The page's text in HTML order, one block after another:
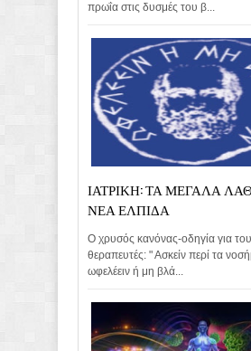
πρωΐα στις δυσμές του β...
ΙΑΤΡΙΚΗ: ΤΑ ΜΕΓΑΛΑ
ΝΕΑ ΕΛΠΙΔΑ
Ο χρυσός κανόνας-οδηγία για
θεραπευτές: " Ασκείν περί τα
ωφελέειν ή μη βλά...